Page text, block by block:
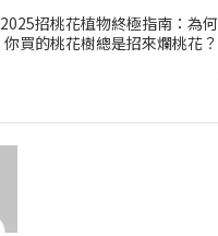
2025招桃花植物終極指南：為何
你買的桃花樹總是招來爛桃花？